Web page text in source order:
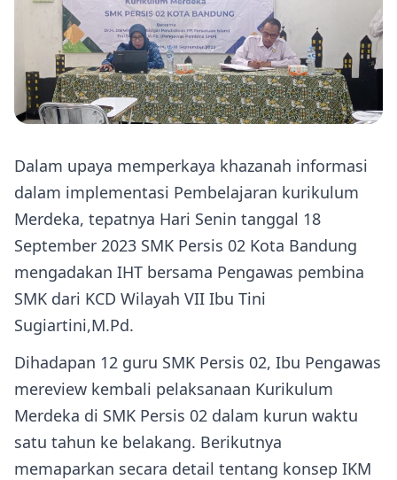
Dalam upaya memperkaya khazanah informasi
dalam implementasi Pembelajaran kurikulum
Merdeka, tepatnya Hari Senin tanggal 18
September 2023 SMK Persis 02 Kota Bandung
mengadakan IHT bersama Pengawas pembina
SMK dari KCD Wilayah VII Ibu Tini
Sugiartini,M.Pd.
Dihadapan 12 guru SMK Persis 02, Ibu Pengawas
mereview kembali pelaksanaan Kurikulum
Merdeka di SMK Persis 02 dalam kurun waktu
satu tahun ke belakang. Berikutnya
memaparkan secara detail tentang konsep IKM